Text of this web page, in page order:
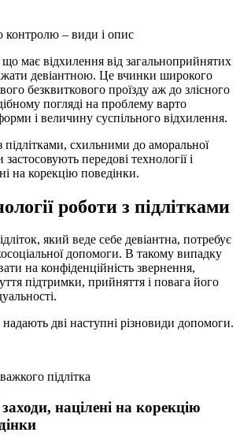
контролю – види і опис
має відхилення від загальноприйнятих
девіантною. Це вчинки широкого
безквиткового проїзду аж до злісного
погляді на проблему варто
і величину суспільного відхилення.
підлітками, схильними до аморальної
передові технології і
на корекцію поведінки.
роботи з підлітками
який веде себе девіантна, потребує
допомоги. В такому випадку
на конфіденційність звернення,
підтримки, прийняття і повага його
надають дві наступні різновиди допомоги.
підлітка
націлені на корекцію